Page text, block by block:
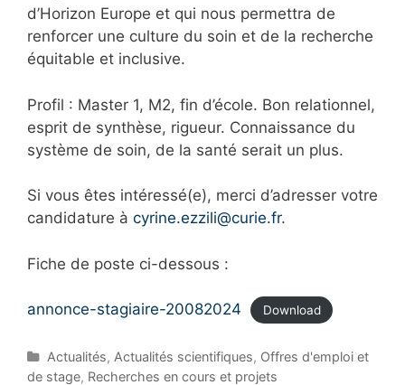
d’Horizon Europe et qui nous permettra de
renforcer une culture du soin et de la recherche
équitable et inclusive.
Profil : Master 1, M2, fin d’école. Bon relationnel,
esprit de synthèse, rigueur. Connaissance du
système de soin, de la santé serait un plus.
Si vous êtes intéressé(e), merci d’adresser votre
candidature à cyrine.ezzili@curie.fr.
Fiche de poste ci-dessous :
annonce-stagiaire-20082024 Download
C
a
Actualités, Actualités scientifiques, Offres d'emploi et
de stage, Recherches en cours et projets